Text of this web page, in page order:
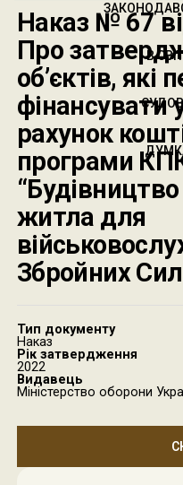
В
Наказ № 67
Про
об’єктів, які
фінансувати
рахунок
програми
житла для
Збройних
Тип документу
Наказ
Рік затвердження
2022
Видавець
Міністерство оборони